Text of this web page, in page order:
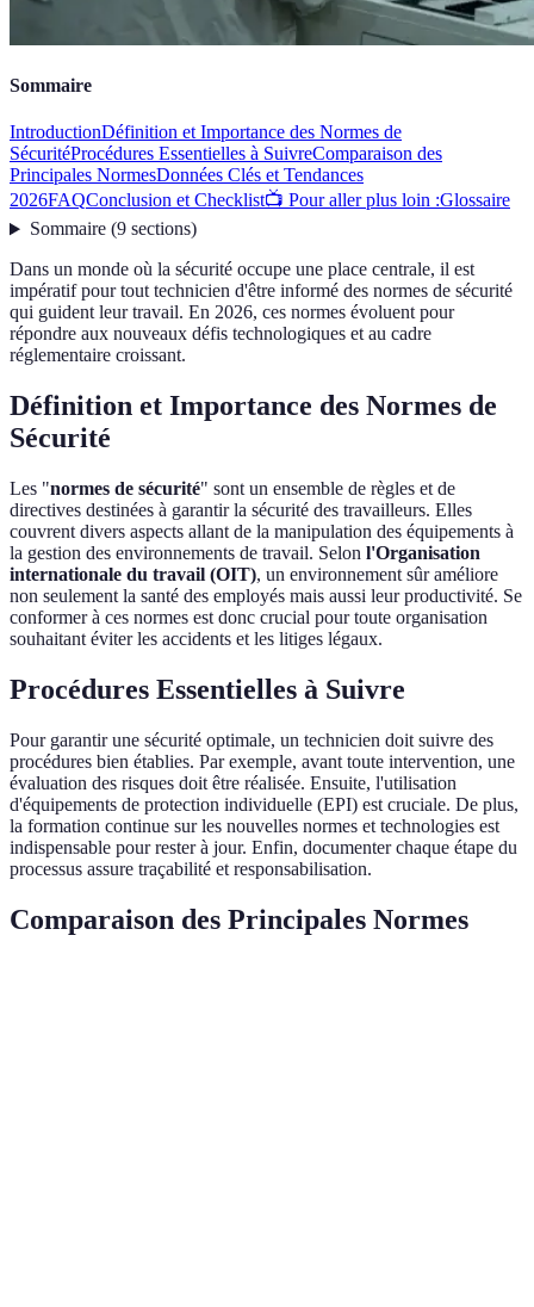
Sommaire
IntroductionDéfinition et Importance des Normes de
SécuritéProcédures Essentielles à SuivreComparaison des
Principales NormesDonnées Clés et Tendances
2026FAQConclusion et Checklist📺 Pour aller plus loin :Glossaire
Sommaire(9 sections)
Dans un monde où la sécurité occupe une place centrale, il est
impératif pour tout technicien d'être informé des normes de sécurité
qui guident leur travail. En 2026, ces normes évoluent pour
répondre aux nouveaux défis technologiques et au cadre
réglementaire croissant.
Définition et Importance des Normes de
Sécurité
Les "normes de sécurité" sont un ensemble de règles et de
directives destinées à garantir la sécurité des travailleurs. Elles
couvrent divers aspects allant de la manipulation des équipements à
la gestion des environnements de travail. Selon l'Organisation
internationale du travail (OIT), un environnement sûr améliore
non seulement la santé des employés mais aussi leur productivité. Se
conformer à ces normes est donc crucial pour toute organisation
souhaitant éviter les accidents et les litiges légaux.
Procédures Essentielles à Suivre
Pour garantir une sécurité optimale, un technicien doit suivre des
procédures bien établies. Par exemple, avant toute intervention, une
évaluation des risques doit être réalisée. Ensuite, l'utilisation
d'équipements de protection individuelle (EPI) est cruciale. De plus,
la formation continue sur les nouvelles normes et technologies est
indispensable pour rester à jour. Enfin, documenter chaque étape du
processus assure traçabilité et responsabilisation.
Comparaison des Principales Normes